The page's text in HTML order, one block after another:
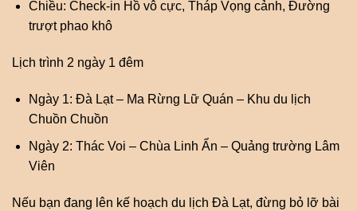
Chiều: Check-in Hồ vô cực, Tháp Vọng cảnh, Đường
trượt phao khô
Lịch trình 2 ngày 1 đêm
Ngày 1: Đà Lạt – Ma Rừng Lữ Quán – Khu du lịch
Chuồn Chuồn
Ngày 2: Thác Voi – Chùa Linh Ẩn – Quảng trường Lâm
Viên
Nếu bạn đang lên kế hoạch du lịch Đà Lạt, đừng bỏ lỡ bài